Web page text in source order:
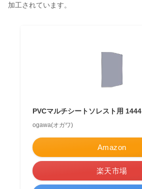
加工されています。
PVCマルチシートソレスト用 1444
ogawa(オガワ)
Amazon
楽天市場